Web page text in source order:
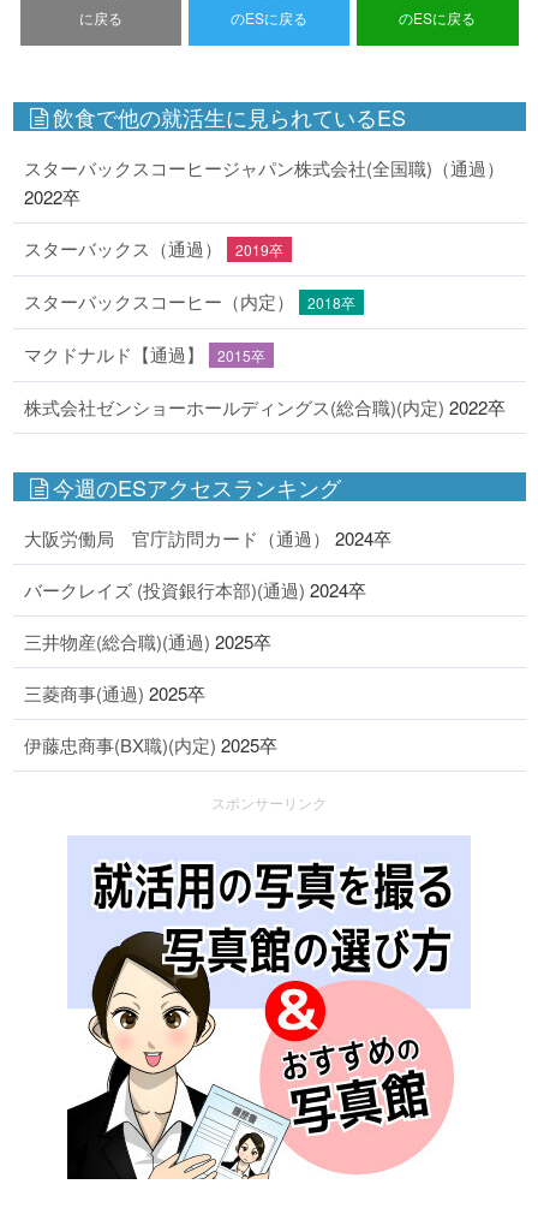
に戻る
のESに戻る
のESに戻る
飲食で他の就活生に見られているES
スターバックスコーヒージャパン株式会社(全国職)（通過）
2022卒
スターバックス（通過） 2019卒
スターバックスコーヒー（内定） 2018卒
マクドナルド【通過】 2015卒
株式会社ゼンショーホールディングス(総合職)(内定) 2022卒
今週のESアクセスランキング
大阪労働局 官庁訪問カード（通過） 2024卒
バークレイズ (投資銀行本部)(通過) 2024卒
三井物産(総合職)(通過) 2025卒
三菱商事(通過) 2025卒
伊藤忠商事(BX職)(内定) 2025卒
スポンサーリンク